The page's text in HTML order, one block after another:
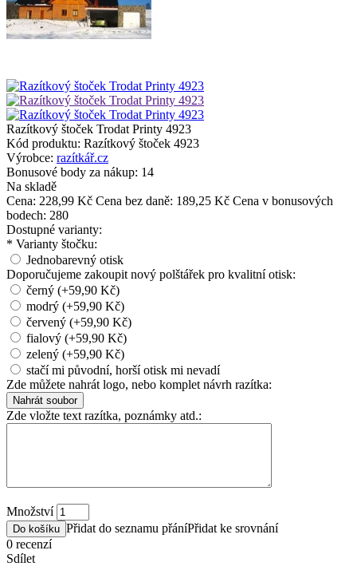
Razítkový štoček Trodat Printy 4923
Kód produktu: Razítkový štoček 4923
Výrobce: razítkář.cz
Bonusové body za nákup: 14
Na skladě
Cena: 228,99 Kč Cena bez daně: 189,25 Kč Cena v bonusových
bodech: 280
Dostupné varianty:
* Varianty štočku:
Jednobarevný otisk
Doporučujeme zakoupit nový polštářek pro kvalitní otisk:
černý (+59,90 Kč)
modrý (+59,90 Kč)
červený (+59,90 Kč)
fialový (+59,90 Kč)
zelený (+59,90 Kč)
stačí mi původní, horší otisk mi nevadí
Zde můžete nahrát logo, nebo komplet návrh razítka:
Zde vložte text razítka, poznámky atd.:
Množství
Do košíku Přidat do seznamu přáníPřidat ke srovnání
0 recenzí
Sdílet